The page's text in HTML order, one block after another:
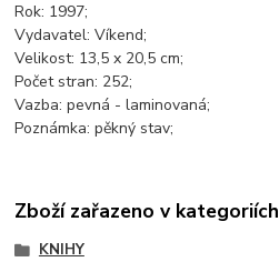
Rok: 1997;
Vydavatel: Víkend;
Velikost: 13,5 x 20,5 cm;
Počet stran: 252;
Vazba: pevná - laminovaná;
Poznámka: pěkný stav;
Zboží zařazeno v kategoriích
KNIHY